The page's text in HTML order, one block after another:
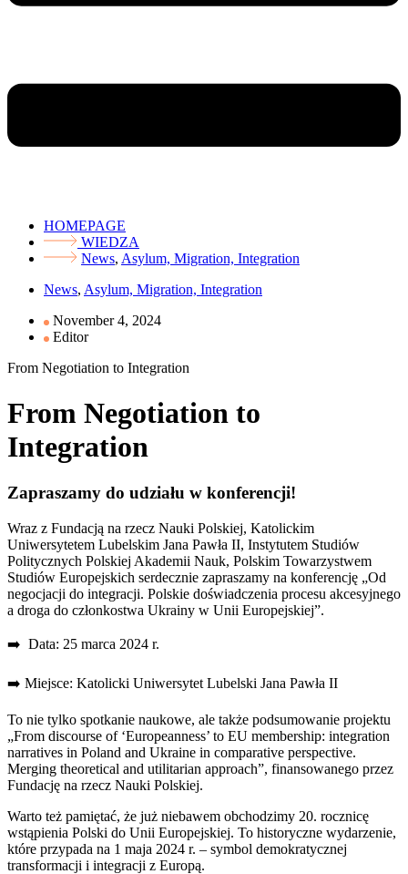
HOMEPAGE
WIEDZA
News, Asylum, Migration, Integration
News, Asylum, Migration, Integration
November 4, 2024
Editor
From Negotiation to Integration
From Negotiation to
Integration
Zapraszamy do udziału w konferencji!
Wraz z Fundacją na rzecz Nauki Polskiej, Katolickim
Uniwersytetem Lubelskim Jana Pawła II, Instytutem Studiów
Politycznych Polskiej Akademii Nauk, Polskim Towarzystwem
Studiów Europejskich serdecznie zapraszamy na konferencję „Od
negocjacji do integracji. Polskie doświadczenia procesu akcesyjnego
a droga do członkostwa Ukrainy w Unii Europejskiej”.
️➡️ Data: 25 marca 2024 r.
➡️ Miejsce: Katolicki Uniwersytet Lubelski Jana Pawła II
To nie tylko spotkanie naukowe, ale także podsumowanie projektu
„From discourse of ‘Europeanness’ to EU membership: integration
narratives in Poland and Ukraine in comparative perspective.
Merging theoretical and utilitarian approach”, finansowanego przez
Fundację na rzecz Nauki Polskiej.
Warto też pamiętać, że już niebawem obchodzimy 20. rocznicę
wstąpienia Polski do Unii Europejskiej. To historyczne wydarzenie,
które przypada na 1 maja 2024 r. – symbol demokratycznej
transformacji i integracji z Europą.